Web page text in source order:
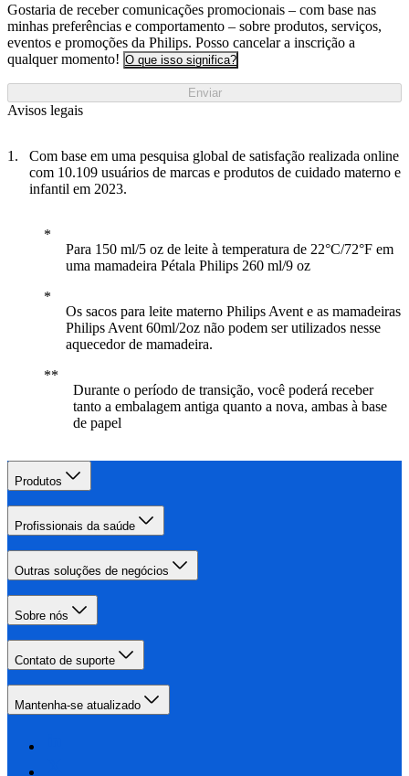
Gostaria de receber comunicações promocionais – com base nas
minhas preferências e comportamento – sobre produtos, serviços,
eventos e promoções da Philips. Posso cancelar a inscrição a
qualquer momento! O que isso significa?
Enviar
Avisos legais
Com base em uma pesquisa global de satisfação realizada online
com 10.109 usuários de marcas e produtos de cuidado materno e
infantil em 2023.
Para 150 ml/5 oz de leite à temperatura de 22°C/72°F em
uma mamadeira Pétala Philips 260 ml/9 oz
Os sacos para leite materno Philips Avent e as mamadeiras
Philips Avent 60ml/2oz não podem ser utilizados nesse
aquecedor de mamadeira.
Durante o período de transição, você poderá receber
tanto a embalagem antiga quanto a nova, ambas à base
de papel
Produtos
Profissionais da saúde
Outras soluções de negócios
Sobre nós
Contato de suporte
Mantenha-se atualizado